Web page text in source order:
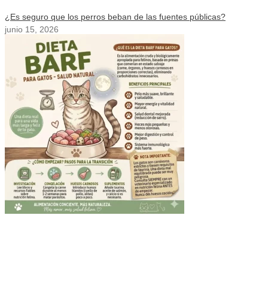
¿Es seguro que los perros beban de las fuentes públicas?
junio 15, 2026